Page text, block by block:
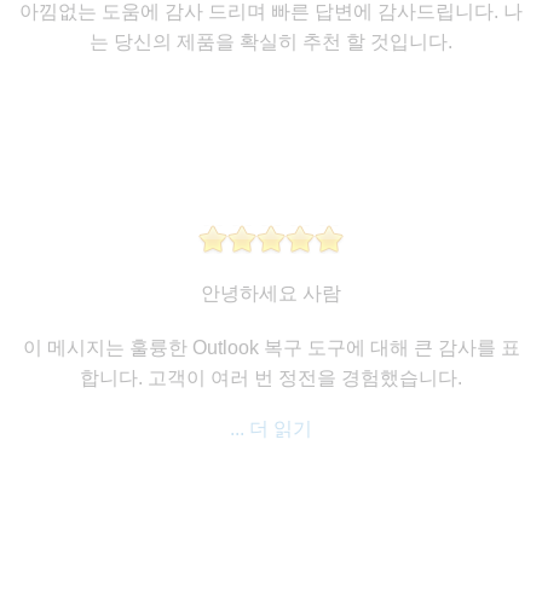
아낌없는 도움에 감사 드리며 빠른 답변에 감사드립니다. 나
는 당신의 제품을 확실히 추천 할 것입니다.
안녕하세요 사람
이 메시지는 훌륭한 Outlook 복구 도구에 대해 큰 감사를 표
합니다. 고객이 여러 번 정전을 경험했습니다.
... 더 읽기